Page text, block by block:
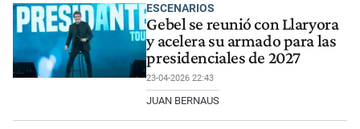
ESCENARIOS
Gebel se reunió con Llaryora
y acelera su armado para las
presidenciales de 2027
23-04-2026 22:43
JUAN BERNAUS